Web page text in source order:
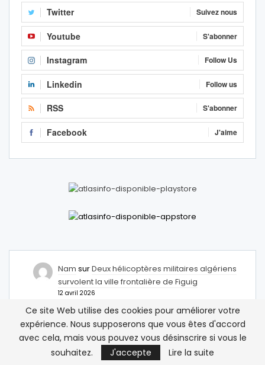
Twitter Suivez nous
Youtube S'abonner
Instagram Follow Us
Linkedin Follow us
RSS S'abonner
Facebook J'aime
Nam surDeux hélicoptères militaires algériens
survolent la ville frontalière de Figuig
12 avril 2026
Mais comment on peut accepter qu’un hélicoptère
d’une armée étrangère traverse notre frontière ?
Abdelhamid MsurDeux hélicoptères militaires
algériens survolent la ville frontalière de Figuig
Ce site Web utilise des cookies pour améliorer votre
expérience. Nous supposerons que vous êtes d'accord
avec cela, mais vous pouvez vous désinscrire si vous le
souhaitez.
J'accepte Lire la suite